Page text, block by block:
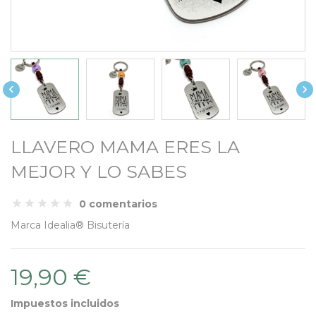
 
LLAVERO MAMA ERES LA
MEJOR Y LO SABES
0 comentarios
Marca Idealia® Bisutería
19,90 €
Impuestos incluidos